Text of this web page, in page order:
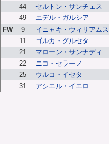
44 セルトン・サンチェス
49 エデル・ガルシア
FW 9 イニャキ・ウィリアムス
11 ゴルカ・グルセタ
21 マローン・サンナディ
22 ニコ・セラーノ
25 ウルコ・イセタ
31 アシエル・イエロ